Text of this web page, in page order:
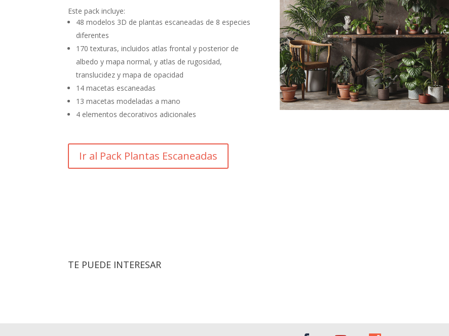
Este pack incluye:
48 modelos 3D de plantas escaneadas de 8 especies
diferentes
170 texturas, incluidos atlas frontal y posterior de
albedo y mapa normal, y atlas de rugosidad,
translucidez y mapa de opacidad
14 macetas escaneadas
13 macetas modeladas a mano
4 elementos decorativos adicionales
Ir al Pack Plantas Escaneadas
TE PUEDE INTERESAR